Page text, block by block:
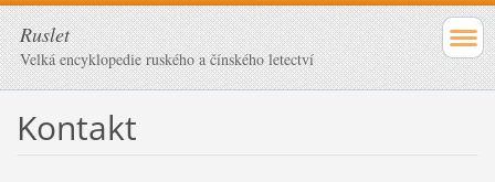
Ruslet
Velká encyklopedie ruského a čínského letectví
Kontakt